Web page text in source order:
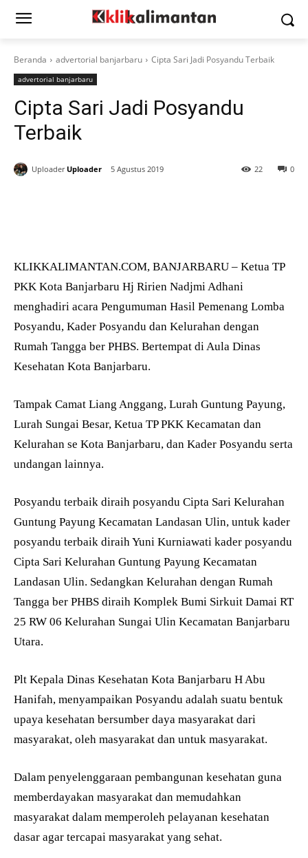
Beranda advertorial banjarbaru Cipta Sari Jadi Posyandu Terbaik
advertorial banjarbaru
Cipta Sari Jadi Posyandu
Terbaik
Uploader Uploader 5 Agustus 2019 0
22
KLIKKALIMANTAN.COM, BANJARBARU – Ketua TP
PKK Kota Banjarbaru Hj Ririen Nadjmi Adhani
menghadiri acara Pengumuman Hasil Pemenang Lomba
Posyandu, Kader Posyandu dan Kelurahan dengan
Rumah Tangga ber PHBS. Bertempat di Aula Dinas
Kesehatan Kota Banjarbaru.
Tampak Camat Liang Anggang, Lurah Guntung Payung,
Lurah Sungai Besar, Ketua TP PKK Kecamatan dan
Kelurahan se Kota Banjarbaru, dan Kader Posyandu serta
undangan lainnya.
Posyandu terbaik diraih posyandu Cipta Sari Kelurahan
Guntung Payung Kecamatan Landasan Ulin, untuk kader
posyandu terbaik diraih Yuni Kurniawati kader posyandu
Cipta Sari Kelurahan Guntung Payung Kecamatan
Landasan Ulin. Sedangkan Kelurahan dengan Rumah
Tangga ber PHBS diraih Komplek Bumi Sirkuit Damai RT
25 RW 06 Kelurahan Sungai Ulin Kecamatan Banjarbaru
Utara.
Plt Kepala Dinas Kesehatan Kota Banjarbaru H Abu
Hanifah, menyampaikan Posyandu adalah suatu bentuk
upaya kesehatan bersumber daya masyarakat dari
masyarakat, oleh masyarakat dan untuk masyarakat.
Dalam penyelenggaraan pembangunan kesehatan guna
memberdayakan masyarakat dan memudahkan
masyarakat dalam memperoleh pelayanan kesehatan
dasar agar tercapai masyarakat yang sehat.